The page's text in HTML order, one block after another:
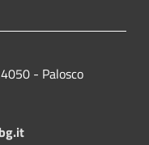
- Palosco